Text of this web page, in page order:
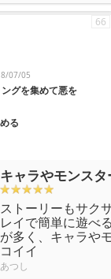
07/05
グを集めて悪を
る
66
キャラやモンス
ストーリーもサク
レイで簡単に遊べ
が多く、キャラや
コイイ
あつし